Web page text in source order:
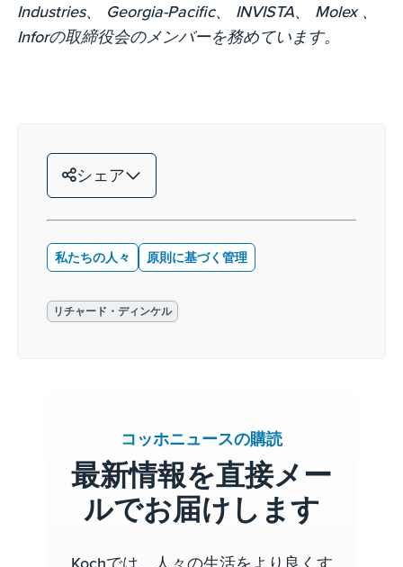
Industries、 Georgia-Pacific、 INVISTA、 Molex 、
Inforの取締役会のメンバーを務めています。
シェア
私たちの人々 原則に基づく管理
リチャード・ディンケル
コッホニュースの購読
最新情報を直接メー
ルでお届けします